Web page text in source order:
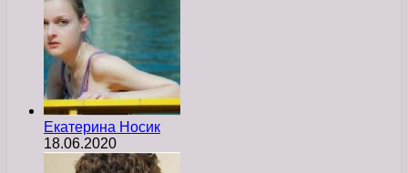
Екатерина Носик
18.06.2020